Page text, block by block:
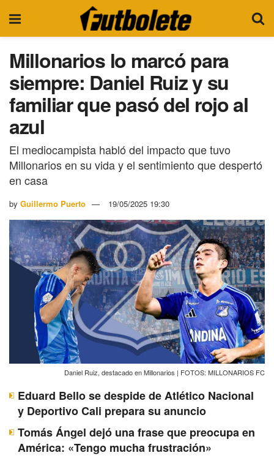
Millonarios lo marcó para
siempre: Daniel Ruiz y su
familiar que pasó del rojo al
azul
El mediocampista habló del impacto que tuvo
Millonarios en su vida y el sentimiento que despertó
en casa
by Guillermo Puerto 19/05/2025 19:30
Daniel Ruiz, destacado en Millonarios | FOTOS: MILLONARIOS FC
Eduard Bello se despide de Atlético Nacional
y Deportivo Cali prepara su anuncio
Tomás Ángel dejó una frase que preocupa en
América: «Tengo mucha frustración»